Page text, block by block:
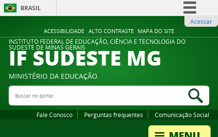
ACESSIBILIDADE ALTO CONTRASTE MAPA DO SITE
BRASIL
Comunica BR
Participe
Legislação
Acessar
INSTITUTO FEDERAL DE EDUCAÇÃO, CIÊNCIA E TECNOLOGIA DO
SUDESTE DE MINAS GERAIS
IF SUDESTE MG
MINISTÉRIO DA EDUCAÇÃO
Buscar no portal
Fale Conosco Perguntas frequentes Comunicação Social